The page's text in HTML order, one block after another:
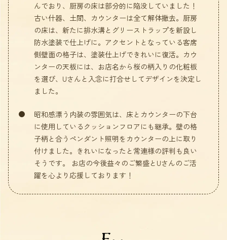
んでおり、厨房の床は部分的に陥没していました！
古い什器、土間、カウンターは全て解体撤去。厨房
の床は、新たに排水溝とグリーストラップを新設し
防水塗装で仕上げに。アクセントとなっている客席
側壁面の格子は、塗装仕上げできれいに復活。カウ
ンターの天板には、お店名から桜の柄入りの化粧板
を選び、Uさんと入念に打合せしてデザインを決定し
ました。
昭和感漂う内装の雰囲気は、床とカウンターの下台
に使用しているクッションフロアにも継承。壁の格
子柄と合うペンダント照明をカウンターの上に取り
付けました。きれいになったと常連様の評判も良い
そうです。 お店の今後益々のご繁盛とUさんのご活
躍を心より応援しております！